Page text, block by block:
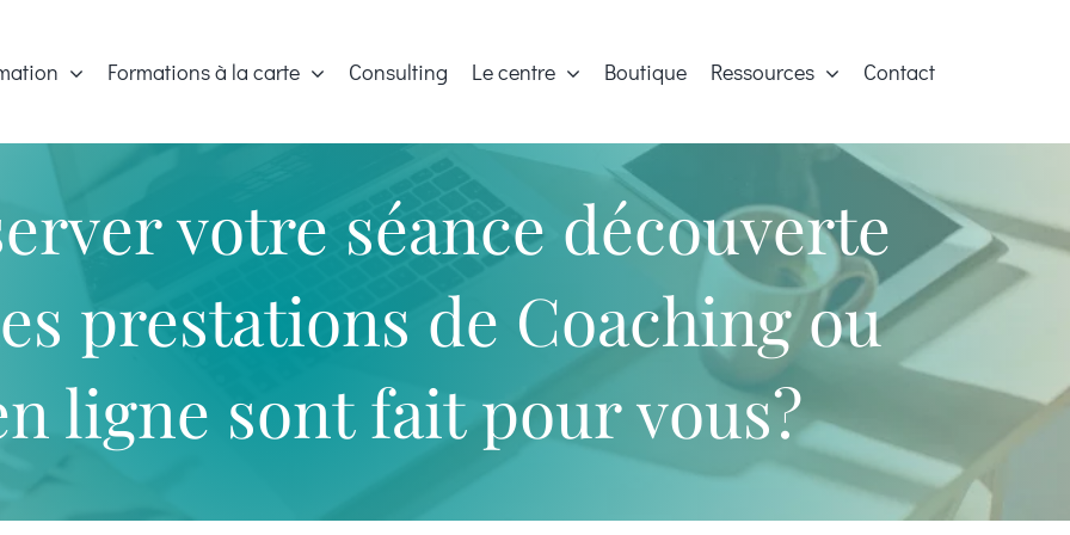
Formations à la carte Consulting Le centre Boutique Ressources Contact
votre séance découverte
prestations de Coaching ou
ligne sont fait pour vous?